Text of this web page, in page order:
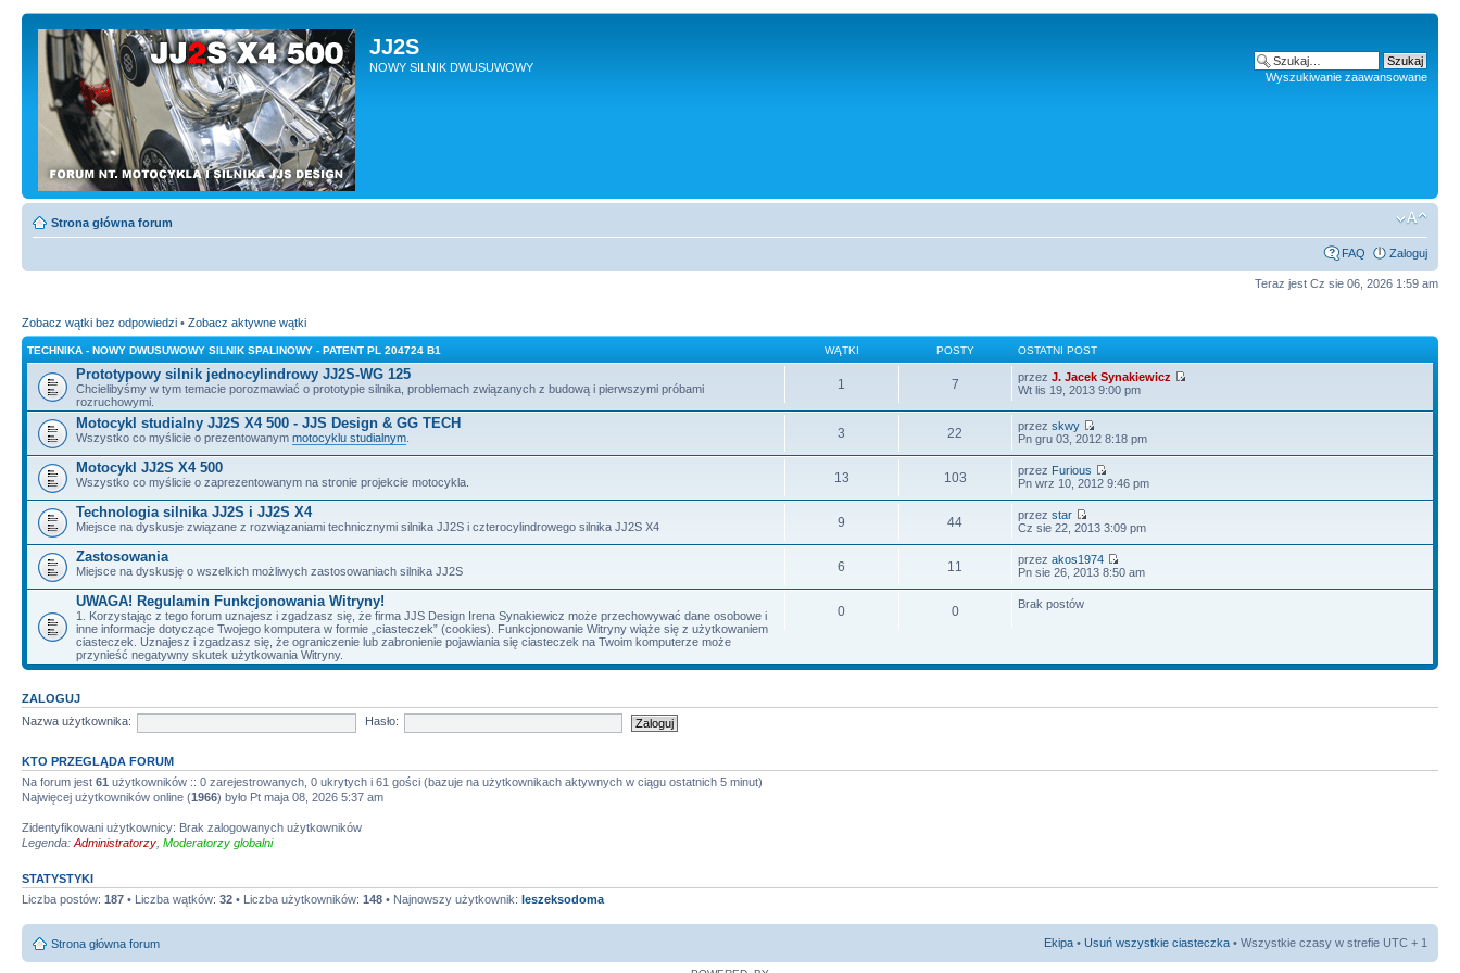
JJ2S
NOWY SILNIK DWUSUWOWY
Wyszukiwanie zaawansowane
Strona główna forum
FAQ Zaloguj
Teraz jest Cz sie 06, 2026 1:59 am
Zobacz wątki bez odpowiedzi • Zobacz aktywne wątki
TECHNIKA - NOWY DWUSUWOWY SILNIK SPALINOWY - PATENT PL 204724 B1 WĄTKI POSTY OSTATNI POST
Prototypowy silnik jednocylindrowy JJ2S-WG 125
Chcielibyśmy w tym temacie porozmawiać o prototypie silnika, problemach związanych z budową i pierwszymi próbami
rozruchowymi.
1 7 przezJ. Jacek Synakiewicz
Wt lis 19, 2013 9:00 pm
Motocykl studialny JJ2S X4 500 - JJS Design & GG TECH
Wszystko co myślicie o prezentowanym motocyklu studialnym 3 22 przezskwy
Pn gru 03, 2012 8:18 pm
Motocykl JJ2S X4 500
Wszystko co myślicie o zaprezentowanym na stronie projekcie motocykla. 13 103 przez Furious
Pn wrz 10, 2012 9:46 pm
Technologia silnika JJ2S i JJ2S X4
Miejsce na dyskusje związane z rozwiązaniami technicznymi silnika JJ2S i czterocylindrowego silnika JJ2S X4 9 44 przezstar
Cz sie 22, 2013 3:09 pm
Zastosowania
Miejsce na dyskusję o wszelkich możliwych zastosowaniach silnika JJ2S 6 11 przezakos1974
Pn sie 26, 2013 8:50 am
UWAGA! Regulamin Funkcjonowania Witryny!
1. Korzystając z tego forum uznajesz i zgadzasz się, że firma JJS Design Irena Synakiewicz może przechowywać dane osobowe i
inne informacje dotyczące Twojego komputera w formie „ciasteczek” (cookies). Funkcjonowanie Witryny wiąże się z użytkowaniem
ciasteczek. Uznajesz i zgadzasz się, że ograniczenie lub zabronienie pojawiania się ciasteczek na Twoim komputerze może
przynieść negatywny skutek użytkowania Witryny.
0 0 Brak postów
ZALOGUJ
Nazwa użytkownika:
Hasło:
KTO PRZEGLĄDA FORUM
Na forum jest 61 użytkowników :: 0 zarejestrowanych, 0 ukrytych i 61 gości (bazuje na użytkownikach aktywnych w ciągu ostatnich 5 minut)
Najwięcej użytkowników online (1966) było Pt maja 08, 2026 5:37 am
Zidentyfikowani użytkownicy: Brak zalogowanych użytkowników
Legenda: Administratorzy Moderatorzy globalni
STATYSTYKI
Liczba postów: 187 • Liczba wątków: 32 • Liczba użytkowników: 148 • Najnowszy użytkownik: leszeksodoma
Strona główna forum Ekipa • Usuń wszystkie ciasteczka • Wszystkie czasy w strefie UTC + 1